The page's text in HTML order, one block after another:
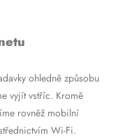
ohledně způsobu
vyjít vstříc. Kromě
rovněž mobilní
Wi-Fi.